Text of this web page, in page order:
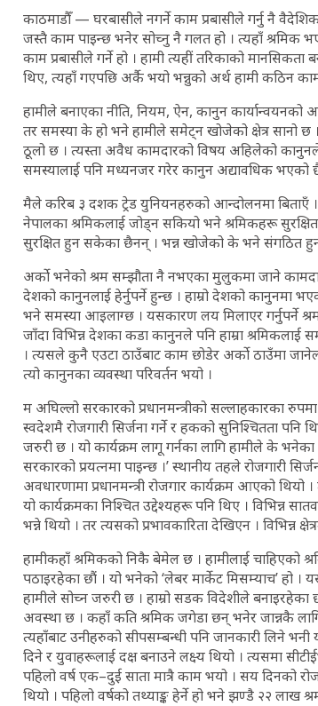
काठमाडौँ — घरबासीले नगर्ने काम प्रबासीले गर्नु नै
जस्तै काम पाइन्छ भनेर सोच्नु नै गलत हो । त्यहाँ श्रमिक
काम प्रबासीले गर्ने हो । हामी त्यहीं तरिकाको मानसिकता
थिए, त्यहाँ गएपछि अर्कै भयो भन्नुको अर्थ हामी कठिन
हामीले बनाएका नीति, नियम, ऐन, कानुन
तर समस्या के हो भने हामीले समेट्न खोजेको क्षेत्र सानो छ
ठूलो छ । त्यस्ता अवैध कामदारको विषय अहिलेको
समस्यालाई पनि मध्यनजर गरेर कानुन अद्यावधिक भएको
मैले करिब ३ दशक ट्रेड युनियनहरुको आन्दोलनमा
नेपालका श्रमिकलाई जोड्न सकियो भने श्रमिकहरू
सुरक्षित हुन सकेका छैनन् । भन्न खोजेको के भने संगठित
अर्को भनेको श्रम सम्झौता नै नभएका मुलुकमा जाने
देशको कानुनलाई हेर्नुपर्ने हुन्छ । हाम्रो देशको कानुनमा
भने समस्या आइलाग्छ । यसकारण लय मिलाएर गर्नुपर्ने
जाँदा विभिन्न देशका कडा कानुनले पनि हाम्रा
। त्यसले कुनै एउटा ठाउँबाट काम छोडेर अर्को ठाउँमा
त्यो कानुनका व्यवस्था परिवर्तन भयो ।
म अघिल्लो सरकारको प्रधानमन्त्रीको सल्लाहकारका रुपमा
स्वदेशमै रोजगारी सिर्जना गर्ने र हकको सुनिश्चितता पनि
जरुरी छ । यो कार्यक्रम लागू गर्नका लागि हामीले के
सरकारको प्रयत्नमा पाइन्छ ।’ स्थानीय तहले रोजगारी
अवधारणामा प्रधानमन्त्री रोजगार कार्यक्रम आएको थियो
यो कार्यक्रमका निश्चित उद्देश्यहरू पनि थिए । विभिन्न
भन्ने थियो । तर त्यसको प्रभावकारिता देखिएन । विभिन्न
हामीकहाँ श्रमिकको निकै बेमेल छ । हामीलाई चाहिएको
पठाइरहेका छौं । यो भनेको ‘लेबर मार्केट मिसम्याच’
हामीले सोच्न जरुरी छ । हाम्रो सडक विदेशीले बनाइरहेका
अवस्था छ । कहाँ कति श्रमिक जगेडा छन् भनेर जान्नकै
त्यहाँबाट उनीहरुको सीपसम्बन्धी पनि जानकारी लिने भनी
दिने र युवाहरूलाई दक्ष बनाउने लक्ष्य थियो । त्यसमा
पहिलो वर्ष एक–दुई साता मात्रै काम भयो । सय दिनको
थियो । पहिलो वर्षको तथ्याङ्क हेर्ने हो भने झण्डै २२ लाख